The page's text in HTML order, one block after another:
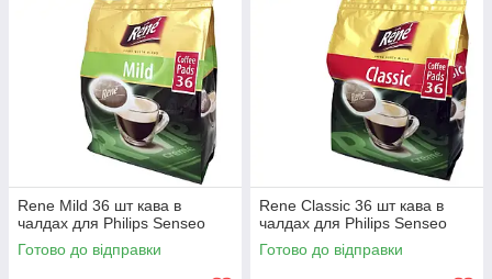
Rene Mild 36 шт кава в
чалдах для Philips Senseo
Готово до відправки
Rene Classic 36 шт кава в
чалдах для Philips Senseo
Готово до відправки